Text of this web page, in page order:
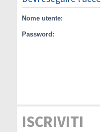
Nome utente:
Password:
ISCRIVITI